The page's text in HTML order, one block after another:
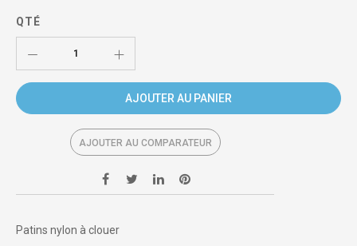
QTÉ
AJOUTER AU PANIER
AJOUTER AU COMPARATEUR
Patins nylon à clouer